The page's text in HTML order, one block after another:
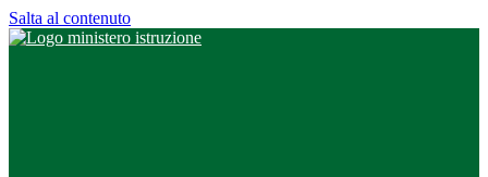
Salta al contenuto